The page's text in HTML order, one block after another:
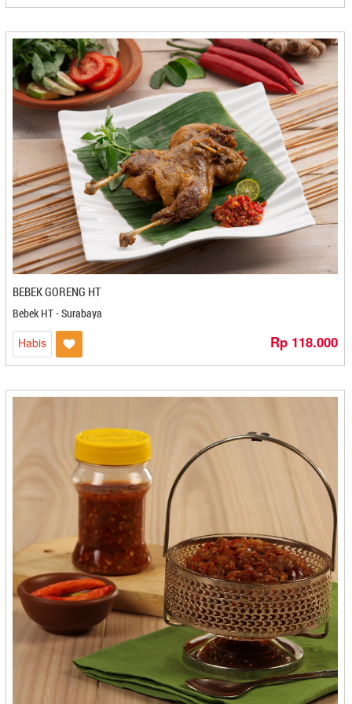
Batik Kecepit - Cilacap
Bebek HT - Surabaya
Berkah - Bontang
Berkah - Medan
Bersahaja - Cilegon
Bigost - Bandung
Bluder Metro - Madiun
Bolu Gulung Ridho - Banjarbaru
Bolu Kambu - Makasar
Bolu Kampung Ika La Iya - Medan
Bolu Salak Kenanga - Medan
Bolu Wijaya - Mojokerto
Bonles Frozenfood - Bontang
Borneo Bumun - Banjarbaru
BPK ANAS
BreadNaku - Purwakarta
Bridechili - Bogor
Brownie Holic - Bandung
Brownies Amanda - Bandung
Brownies Batu Bara - Balikpapan
Brownies Dheline - Bogor
Brownies Mante - Kendari
Bu Acih - Magelang
Bu Deddy's Keripik - Cilegon
Bu Elly - Makasar
Bu Luthfi - Mojokerto
Bu Slamet Sriping - Cilacap
Bu Slamet Srping - Cilacap
Bu-Tjitro - Yogyakarta
Buavica Carica - Magelang
Budeddy's Keripik - Cilegon
Buk Kai - Padang
BEBEK GORENG HT
Bebek HT - Surabaya
Habis Rp 118.000